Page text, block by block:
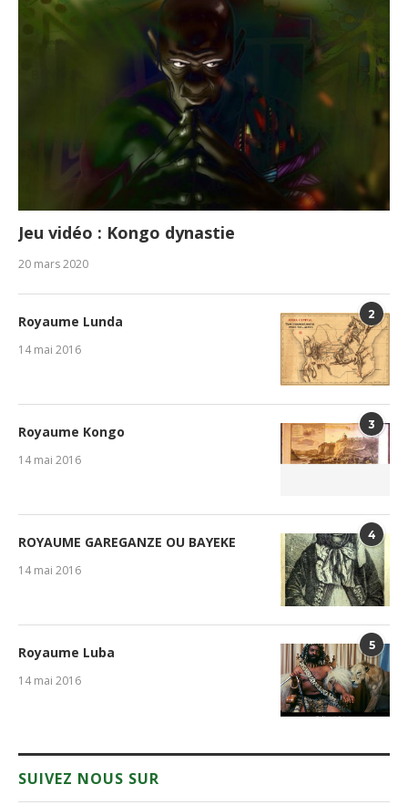
Jeu vidéo : Kongo dynastie
20 mars 2020
2
Royaume Lunda
14 mai 2016
3
Royaume Kongo
14 mai 2016
4
ROYAUME GAREGANZE OU BAYEKE
14 mai 2016
5
Royaume Luba
14 mai 2016
SUIVEZ NOUS SUR